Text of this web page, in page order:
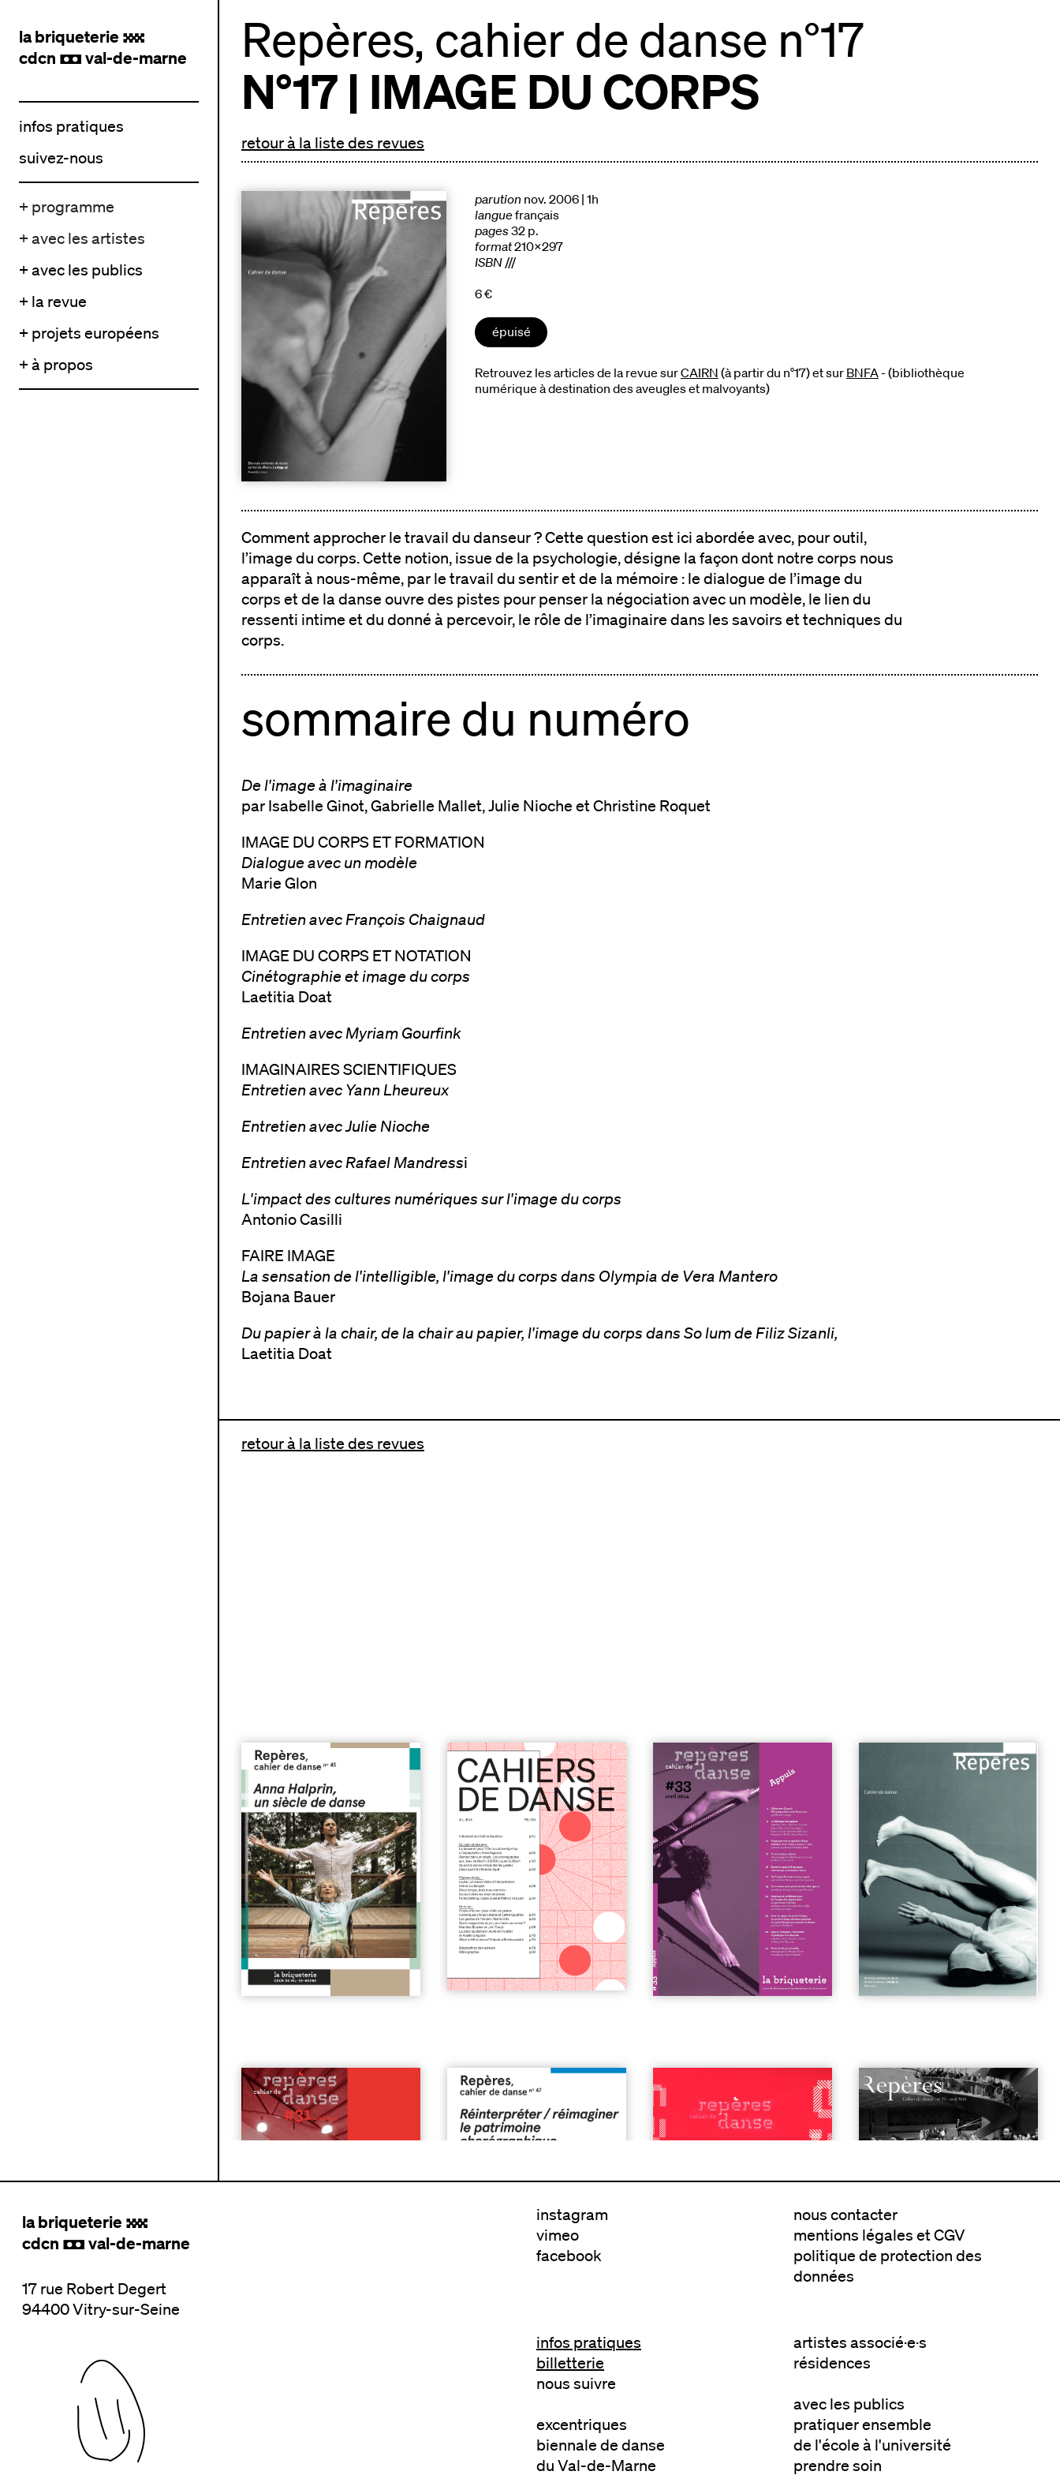
la briqueterie .
cdcn , val-de-marne
infos pratiques
suivez-nous
+ programme
+ avec les artistes
+ avec les publics
+ la revue
+ projets européens
+ à propos
Repères, cahier de danse n°17
N°17 | IMAGE DU CORPS
retour à la liste des revues
parution nov. 2006 | 1h
langue français
pages32 p.
format210x297
ISBN ///
6 €
épuisé
Retrouvez les articles de la revue surCAIRN (à partir du n°17) et sur BNFA- (bibliothèque
numérique à destination des aveugles et malvoyants)
Comment approcher le travail du danseur ? Cette question est ici abordée avec, pour outil,
l’image du corps. Cette notion, issue de la psychologie, désigne la façon dont notre corps nous
apparaît à nous-même, par le travail du sentir et de la mémoire : le dialogue de l’image du
corps et de la danse ouvre des pistes pour penser la négociation avec un modèle, le lien du
ressenti intime et du donné à percevoir, le rôle de l’imaginaire dans les savoirs et techniques du
corps.
sommaire du numéro
De l'image à l'imaginaire
par Isabelle Ginot, Gabrielle Mallet, Julie Nioche et Christine Roquet
IMAGE DU CORPS ET FORMATION
Dialogue avec un modèle
Marie Glon
Entretien avec François Chaignaud
IMAGE DU CORPS ET NOTATION
Cinétographie et image du corps
Laetitia Doat
Entretien avec Myriam Gourfink
IMAGINAIRES SCIENTIFIQUES
Entretien avec Yann Lheureux
Entretien avec Julie Nioche
Entretien avec Rafael Mandressi
L'impact des cultures numériques sur l'image du corps
Antonio Casilli
FAIRE IMAGE
La sensation de l'intelligible, l'image du corps dans Olympia de Vera Mantero
Bojana Bauer
Du papier à la chair, de la chair au papier, l'image du corps dans So lum de Filiz Sizanli,
Laetitia Doat
retour à la liste des revues
n°45 | Anna Halprin, un siècle
de danse | 7€
#1 Jeux| 9€ n°33 | Appuis| 6€
n°15 | Danse et presse - Isadora
n°31 | En studio - La danse entre
lieux et non-lieux| 6€
n°47 | Réinterpréter /
réimaginer le patrimoine
chorégraphique| 7€
coffret #4 n°25 | Mettre en commun| 6€
la briqueterie .
cdcn , val-de-marne
17 rue Robert Degert
94400 Vitry-sur-Seine
instagram
vimeo
facebook
nous contacter
mentions légales et CGV
politique de protection des
données
infos pratiques
billetterie
nous suivre
excentriques
biennale de danse
du Val-de-Marne
artistes associé·e·s
résidences
avec les publics
pratiquer ensemble
de l'école à l'université
prendre soin